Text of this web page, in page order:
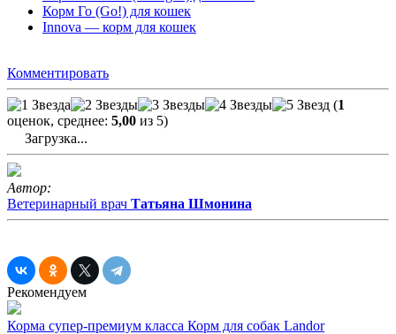
Корм Го (Go!) для кошек
Innova — корм для кошек
Комментировать
(1
оценок, среднее: 5,00 из 5)
Загрузка...
Автор:
Ветеринарный врач Татьяна Шмонина
Рекомендуем
Корма супер-премиум класса Корм для собак Landor